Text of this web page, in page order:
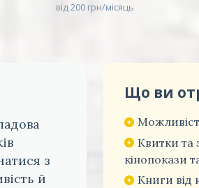
від 200 грн/місяць
з
й
Що ви
Квитки та
кінопокази
Книги від